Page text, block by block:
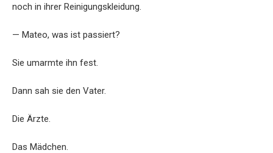
noch in ihrer Reinigungskleidung.
— Mateo, was ist passiert?
Sie umarmte ihn fest.
Dann sah sie den Vater.
Die Ärzte.
Das Mädchen.